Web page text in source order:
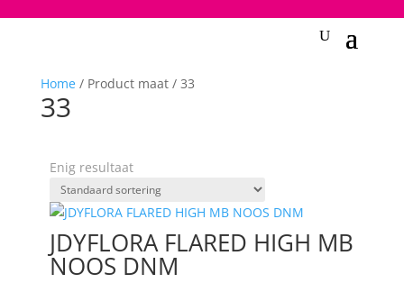
Home/ Product maat / 33
33
Enig resultaat
JDYFLORA FLARED HIGH MB
NOOS DNM